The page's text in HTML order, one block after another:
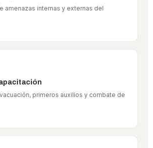
amenazas internas y externas del
primeros auxilios y combate de